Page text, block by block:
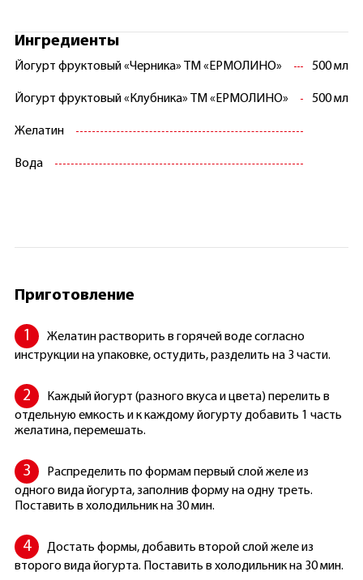
Ингредиенты
Йогурт фруктовый «Черника» ТМ «ЕРМОЛИНО» 500 мл
Йогурт фруктовый «Клубника» ТМ «ЕРМОЛИНО» 500 мл
Желатин
Вода
Приготовление
Желатин растворить в горячей воде согласно
инструкции на упаковке, остудить, разделить на 3 части.
Каждый йогурт (разного вкуса и цвета) перелить в
отдельную емкость и к каждому йогурту добавить 1 часть
желатина, перемешать.
Распределить по формам первый слой желе из
одного вида йогурта, заполнив форму на одну треть.
Поставить в холодильник на 30 мин.
Достать формы, добавить второй слой желе из
второго вида йогурта. Поставить в холодильник на 30 мин.